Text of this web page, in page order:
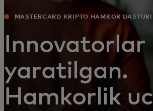
MASTERCARD KRIPTO HAMKOR DASTURI
Innovatorlar
yaratilgan.
Hamkorlik